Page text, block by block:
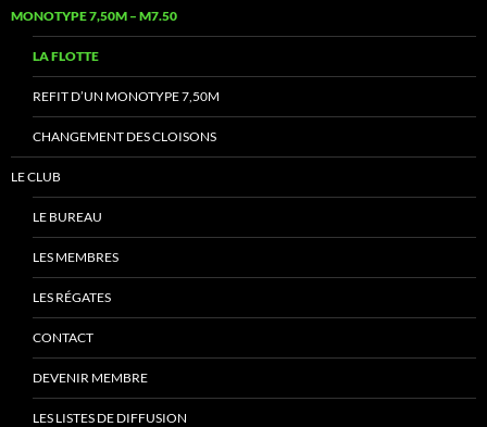
MONOTYPE 7,50M – M7.50
LA FLOTTE
REFIT D’UN MONOTYPE 7,50M
CHANGEMENT DES CLOISONS
LE CLUB
LE BUREAU
LES MEMBRES
LES RÉGATES
CONTACT
DEVENIR MEMBRE
LES LISTES DE DIFFUSION